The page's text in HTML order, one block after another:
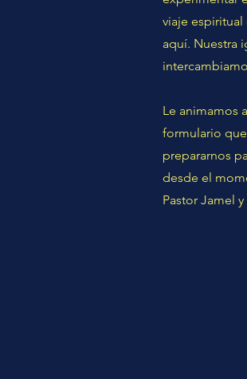
viaje
aquí. Nuestra
Le animamos
formulario
prepararnos
desde el
Pastor Jamel